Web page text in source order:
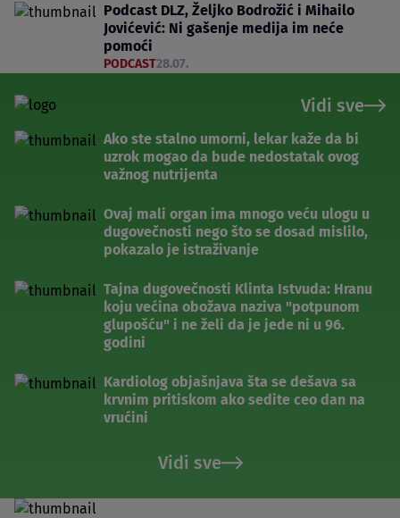
Podcast DLZ, Željko Bodrožić i Mihailo
Jovićević: Ni gašenje medija im neće
pomoći
PODCAST28.07.
Vidi sve
Ako ste stalno umorni, lekar kaže da bi
uzrok mogao da bude nedostatak ovog
važnog nutrijenta
Ovaj mali organ ima mnogo veću ulogu u
dugovečnosti nego što se dosad mislilo,
pokazalo je istraživanje
Tajna dugovečnosti Klinta Istvuda: Hranu
koju većina obožava naziva "potpunom
glupošću" i ne želi da je jede ni u 96.
godini
Kardiolog objašnjava šta se dešava sa
krvnim pritiskom ako sedite ceo dan na
vrućini
Vidi sve